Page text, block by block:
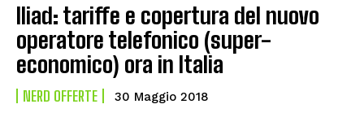
Iliad: tariffe e copertura del nuovo
operatore telefonico (super-
economico) ora in Italia
NERD OFFERTE 30 Maggio 2018